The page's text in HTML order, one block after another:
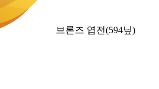
브론즈 엽전(594닢)